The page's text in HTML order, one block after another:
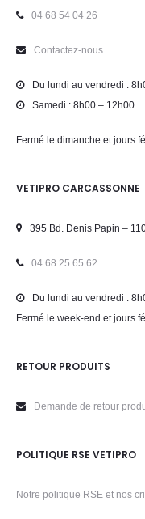
04 68 54 04 26
Contactez-nous
Du lundi au vendredi :
Samedi : 8h00 – 12h00
Fermé le dimanche et jours
VETIPRO CARCASSONNE
395 Bd. Denis Papin –
04 68 25 65 62
Du lundi au vendredi :
Fermé le week-end et jours
RETOUR PRODUITS
Demande de retour
POLITIQUE RSE VETIPRO
Notre politique RSE et nos